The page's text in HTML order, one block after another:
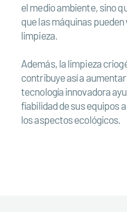
el medio ambiente, sino
que las máquinas
limpieza.
Además, la limpieza
contribuye así a
tecnología innovadora
fiabilidad de sus equipos
los aspectos ecológicos.